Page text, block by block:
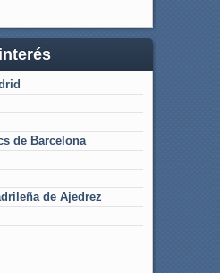
de Barcelona
de Ajedrez